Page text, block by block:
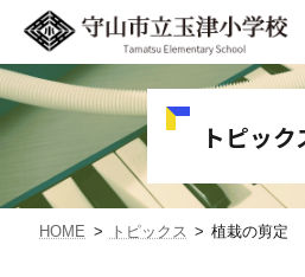
コ
ン
ン
ス
ナ
ビ
ー
ン
トピック
HOME トピックス 植栽の剪定